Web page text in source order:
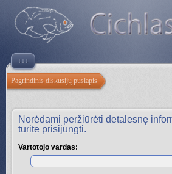
↓↓↓
Pagrindinis diskusijų puslapis
Norėdami peržiūrėti detalesnę
turite prisijungti.
Vartotojo vardas: